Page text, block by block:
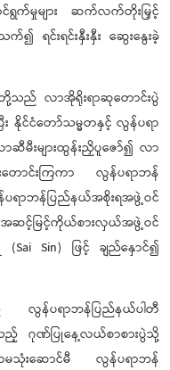
ာင်ရွက်မှုများ ဆက်လက်တိုးမြှင့်
၍ ရင်းရင်းနှီးနှီး ဆွေးနွေးခဲ့
သည် လာအိုရိုးရာဆုတောင်းပွဲ
နိုင်ငံတော်သမ္မတနှင့် လွန်ပရာ
မီးများထွန်းညှိပူဇော်၍ လာ
တောင်းကြကာ လွန်ပရာဘန်
ပရာဘန်ပြည်နယ်အစိုးရအဖွဲ့ဝင်
ာအဆင့်မြင့်ကိုယ်စားလှယ်အဖွဲ့ဝင်
(Sai Sin) ဖြင့် ချည်နှောင်၍
လွန်ပရာဘန်ပြည်နယ်ပါတီ
ည့် ဂုဏ်ပြုနေ့လယ်စာစားပွဲသို့
သုံးဆောင်မီ လွန်ပရာဘန်